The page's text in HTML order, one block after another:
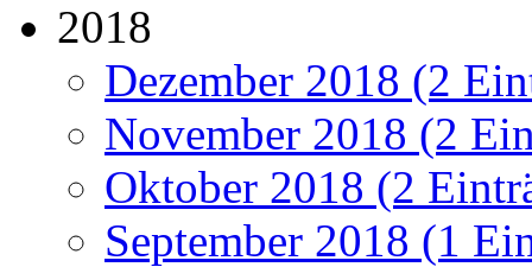
2018
Dezember 2018 (2
November 2018 (2
Oktober 2018 (2
September 2018 (1